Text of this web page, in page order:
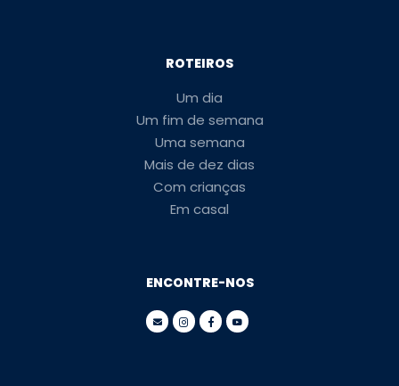
ROTEIROS
Um dia
Um fim de semana
Uma semana
Mais de dez dias
Com crianças
Em casal
ENCONTRE-NOS